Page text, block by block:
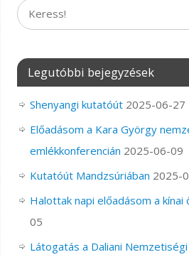
Legutóbbi bejegyzések
Shenyangi kutatóút 2025-06-27
Előadásom a Kara György
emlékkonferencián 2025-06-09
Kutatóút Mandzsúriában 2025-
Halottak napi előadásom a kínai
05
Látogatás a Daliani